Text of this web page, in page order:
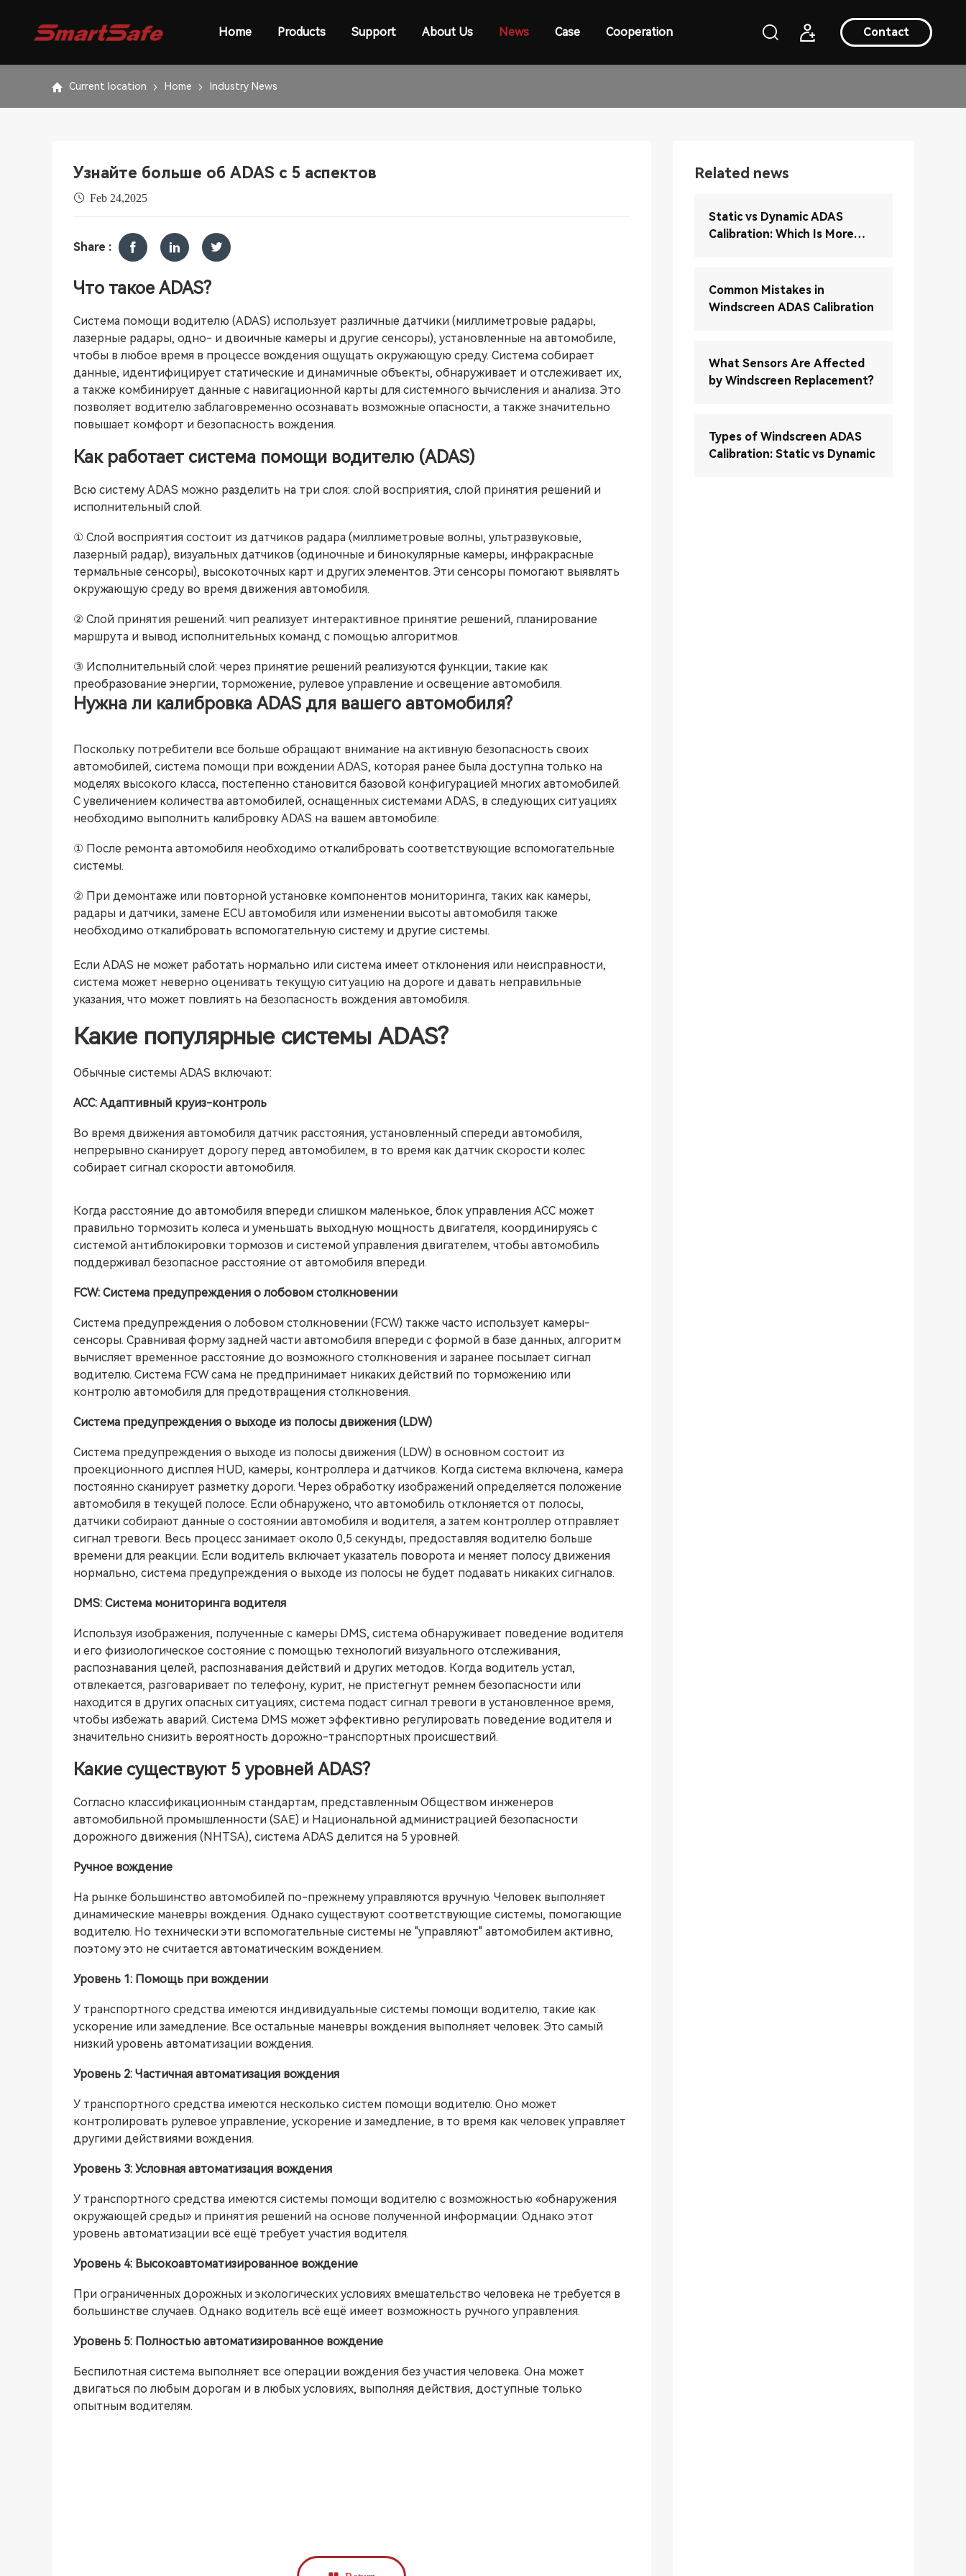
Contact
Home Products Support About Us News Case Cooperation
Current location Home Industry News
Узнайте больше об ADAS с 5 аспектов
Feb 24,2025
Share :
Что такое ADAS?
Система помощи водителю (ADAS) использует различные датчики (миллиметровые радары,
лазерные радары, одно- и двоичные камеры и другие сенсоры), установленные на автомобиле,
чтобы в любое время в процессе вождения ощущать окружающую среду. Система собирает
данные, идентифицирует статические и динамичные объекты, обнаруживает и отслеживает их,
а также комбинирует данные с навигационной карты для системного вычисления и анализа. Это
позволяет водителю заблаговременно осознавать возможные опасности, а также значительно
повышает комфорт и безопасность вождения.
Как работает система помощи водителю (ADAS)
Всю систему ADAS можно разделить на три слоя: слой восприятия, слой принятия решений и
исполнительный слой.
① Слой восприятия состоит из датчиков радара (миллиметровые волны, ультразвуковые,
лазерный радар), визуальных датчиков (одиночные и бинокулярные камеры, инфракрасные
термальные сенсоры), высокоточных карт и других элементов. Эти сенсоры помогают выявлять
окружающую среду во время движения автомобиля.
② Слой принятия решений: чип реализует интерактивное принятие решений, планирование
маршрута и вывод исполнительных команд с помощью алгоритмов.
③ Исполнительный слой: через принятие решений реализуются функции, такие как
преобразование энергии, торможение, рулевое управление и освещение автомобиля.
Нужна ли калибровка ADAS для вашего автомобиля?
Поскольку потребители все больше обращают внимание на активную безопасность своих
автомобилей, система помощи при вождении ADAS, которая ранее была доступна только на
моделях высокого класса, постепенно становится базовой конфигурацией многих автомобилей.
С увеличением количества автомобилей, оснащенных системами ADAS, в следующих ситуациях
необходимо выполнить калибровку ADAS на вашем автомобиле:
① После ремонта автомобиля необходимо откалибровать соответствующие вспомогательные
системы.
② При демонтаже или повторной установке компонентов мониторинга, таких как камеры,
радары и датчики, замене ECU автомобиля или изменении высоты автомобиля также
необходимо откалибровать вспомогательную систему и другие системы.
Если ADAS не может работать нормально или система имеет отклонения или неисправности,
система может неверно оценивать текущую ситуацию на дороге и давать неправильные
указания, что может повлиять на безопасность вождения автомобиля.
Какие популярные системы ADAS?
Обычные системы ADAS включают:
ACC: Адаптивный круиз-контроль
Во время движения автомобиля датчик расстояния, установленный спереди автомобиля,
непрерывно сканирует дорогу перед автомобилем, в то время как датчик скорости колес
собирает сигнал скорости автомобиля.
Когда расстояние до автомобиля впереди слишком маленькое, блок управления ACC может
правильно тормозить колеса и уменьшать выходную мощность двигателя, координируясь с
системой антиблокировки тормозов и системой управления двигателем, чтобы автомобиль
поддерживал безопасное расстояние от автомобиля впереди.
FCW: Система предупреждения о лобовом столкновении
Система предупреждения о лобовом столкновении (FCW) также часто использует камеры-
сенсоры. Сравнивая форму задней части автомобиля впереди с формой в базе данных, алгоритм
вычисляет временное расстояние до возможного столкновения и заранее посылает сигнал
водителю. Система FCW сама не предпринимает никаких действий по торможению или
контролю автомобиля для предотвращения столкновения.
Система предупреждения о выходе из полосы движения (LDW)
Система предупреждения о выходе из полосы движения (LDW) в основном состоит из
проекционного дисплея HUD, камеры, контроллера и датчиков. Когда система включена, камера
постоянно сканирует разметку дороги. Через обработку изображений определяется положение
автомобиля в текущей полосе. Если обнаружено, что автомобиль отклоняется от полосы,
датчики собирают данные о состоянии автомобиля и водителя, а затем контроллер отправляет
сигнал тревоги. Весь процесс занимает около 0,5 секунды, предоставляя водителю больше
времени для реакции. Если водитель включает указатель поворота и меняет полосу движения
нормально, система предупреждения о выходе из полосы не будет подавать никаких сигналов.
DMS: Система мониторинга водителя
Используя изображения, полученные с камеры DMS, система обнаруживает поведение водителя
и его физиологическое состояние с помощью технологий визуального отслеживания,
распознавания целей, распознавания действий и других методов. Когда водитель устал,
отвлекается, разговаривает по телефону, курит, не пристегнут ремнем безопасности или
находится в других опасных ситуациях, система подаст сигнал тревоги в установленное время,
чтобы избежать аварий. Система DMS может эффективно регулировать поведение водителя и
значительно снизить вероятность дорожно-транспортных происшествий.
Какие существуют 5 уровней ADAS?
Согласно классификационным стандартам, представленным Обществом инженеров
автомобильной промышленности (SAE) и Национальной администрацией безопасности
дорожного движения (NHTSA), система ADAS делится на 5 уровней.
Ручное вождение
На рынке большинство автомобилей по-прежнему управляются вручную. Человек выполняет
динамические маневры вождения. Однако существуют соответствующие системы, помогающие
водителю. Но технически эти вспомогательные системы не "управляют" автомобилем активно,
поэтому это не считается автоматическим вождением.
Уровень 1: Помощь при вождении
У транспортного средства имеются индивидуальные системы помощи водителю, такие как
ускорение или замедление. Все остальные маневры вождения выполняет человек. Это самый
низкий уровень автоматизации вождения.
Уровень 2: Частичная автоматизация вождения
У транспортного средства имеются несколько систем помощи водителю. Оно может
контролировать рулевое управление, ускорение и замедление, в то время как человек управляет
другими действиями вождения.
Уровень 3: Условная автоматизация вождения
У транспортного средства имеются системы помощи водителю с возможностью «обнаружения
окружающей среды» и принятия решений на основе полученной информации. Однако этот
уровень автоматизации всё ещё требует участия водителя.
Уровень 4: Высокоавтоматизированное вождение
При ограниченных дорожных и экологических условиях вмешательство человека не требуется в
большинстве случаев. Однако водитель всё ещё имеет возможность ручного управления.
Уровень 5: Полностью автоматизированное вождение
Беспилотная система выполняет все операции вождения без участия человека. Она может
двигаться по любым дорогам и в любых условиях, выполняя действия, доступные только
опытным водителям.
Related news
Static vs Dynamic ADAS
Calibration: Which Is More
Common Mistakes in
Windscreen ADAS Calibration
What Sensors Are Affected
by Windscreen Replacement?
Types of Windscreen ADAS
Calibration: Static vs Dynamic